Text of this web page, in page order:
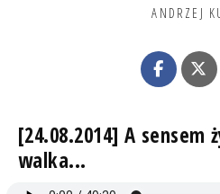
ANDRZEJ
[24.08.2014] A sensem
walka...